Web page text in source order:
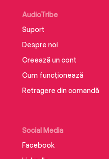
AudioTribe
Suport
Despre noi
Creează un cont
Cum funcționează
Retragere din comandă
Social Media
Facebook